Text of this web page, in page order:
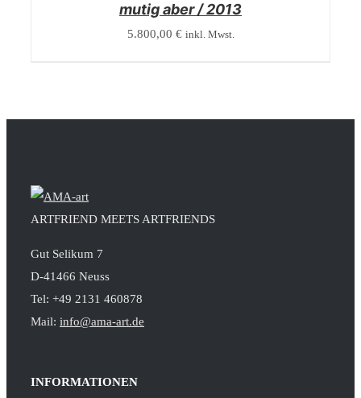
mutig aber / 2013
5.800,00 € inkl. Mwst.
ARTFRIEND MEETS ARTFRIENDS
Gut Selikum 7
D-41466 Neuss
Tel: +49 2131 460878
Mail: info@ama-art.de
INFORMATIONEN